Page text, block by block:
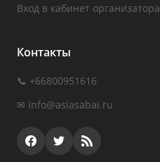
Вход в кабинет организатора
Контакты
📞 +66800951616
✉ info@asiasabai.ru